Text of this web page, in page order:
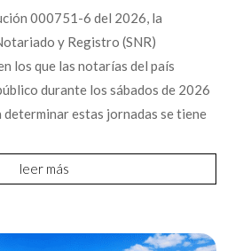
000751-6 del 2026, la
y Registro (SNR)
los que las notarías del país
durante los sábados de 2026
determinar estas jornadas se tiene
leer más